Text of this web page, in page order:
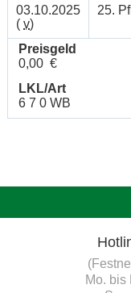
03.10.2025
( v)
25.
Preisgeld
0,00 €
LKL/Art
6 7 0 WB
Mo. bis